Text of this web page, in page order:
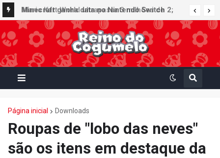
Minecraft ganha data no Nintendo Switch 2;
Super Mario Mash-Up receberá atualização
gráfica exclusiva
Página inicial Downloads
Roupas de "lobo das neves"
são os itens em destaque da